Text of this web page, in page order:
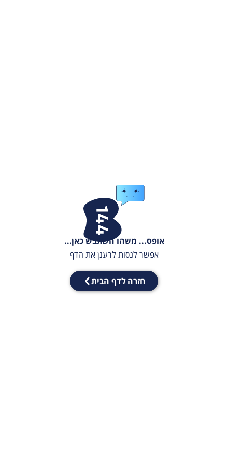
אופס... משהו השתבש כאן...
אפשר לנסות לרענן את הדף
חזרה לדף הבית